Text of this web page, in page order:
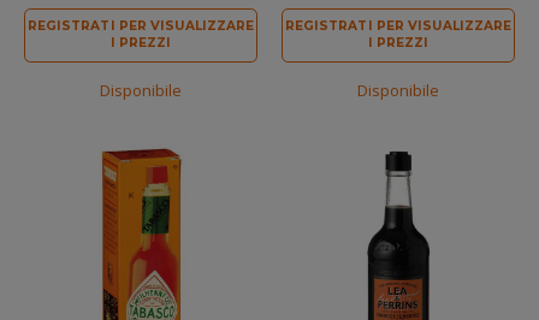
REGISTRATI PER VISUALIZZARE
I PREZZI
Disponibile
REGISTRATI PER VISUALIZZARE
I PREZZI
Disponibile